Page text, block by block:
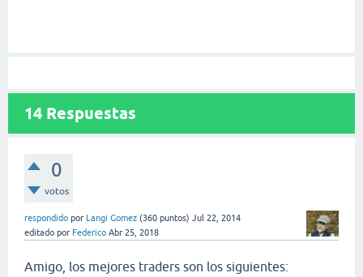
14 Respuestas
0
votos
respondido por Langi Gomez (360 puntos) Jul 22, 2014
editado por Federico Abr 25, 2018
Amigo, los mejores traders son los siguientes: